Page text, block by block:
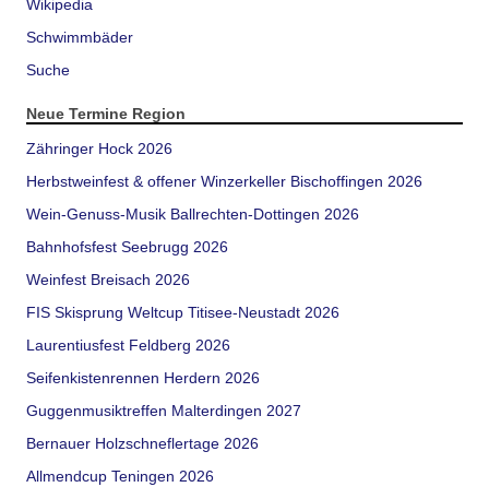
Wikipedia
Schwimmbäder
Suche
Neue Termine Region
Zähringer Hock 2026
Herbstweinfest & offener Winzerkeller Bischoffingen 2026
Wein-Genuss-Musik Ballrechten-Dottingen 2026
Bahnhofsfest Seebrugg 2026
Weinfest Breisach 2026
FIS Skisprung Weltcup Titisee-Neustadt 2026
Laurentiusfest Feldberg 2026
Seifenkistenrennen Herdern 2026
Guggenmusiktreffen Malterdingen 2027
Bernauer Holzschneflertage 2026
Allmendcup Teningen 2026